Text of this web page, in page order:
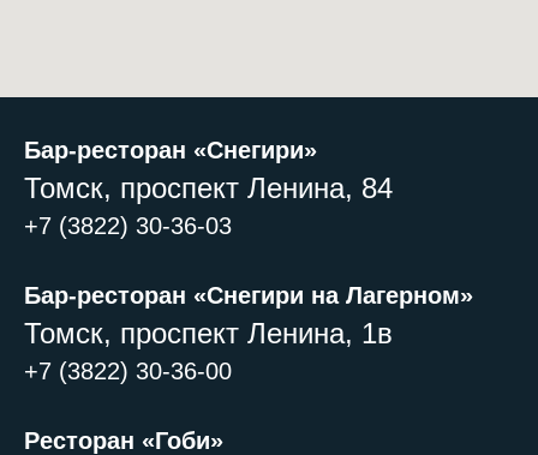
Бар-ресторан «Снегири»
Томск, проспект Ленина, 84
+7 (3822) 30-36-03
Бар-ресторан «Снегири на Лагерном»
Томск, проспект Ленина, 1в
+7 (3822) 30-36-00
Ресторан «Гоби»